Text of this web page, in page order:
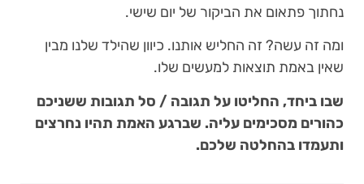
נחתוך פתאום את הביקור של יום שישי.
ומה זה עשה? זה החליש אותנו. כיוון שהילד שלנו מבין
שאין באמת תוצאות למעשים שלו.
שבו ביחד, החליטו על תגובה / סל תגובות ששניכם
כהורים מסכימים עליה. שברגע האמת תהיו נחרצים
ותעמדו בהחלטה שלכם.